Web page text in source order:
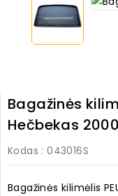
Bagažinės
Hečbekas
Kodas : 043016S
Bagažinės kilimėlis